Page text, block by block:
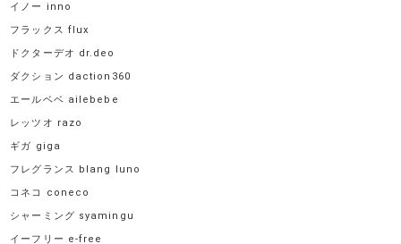
イノー inno
フラックス flux
ドクターデオ dr.deo
ダクション daction360
エールベベ ailebebe
レッツオ razo
ギガ giga
フレグランス blang luno
コネコ coneco
シャーミング syamingu
イーフリー e-free